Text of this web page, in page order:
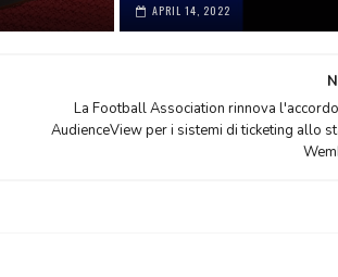
APRIL 14, 2022
La Football Association rinnova
AudienceView per i sistemi di ticketing allo